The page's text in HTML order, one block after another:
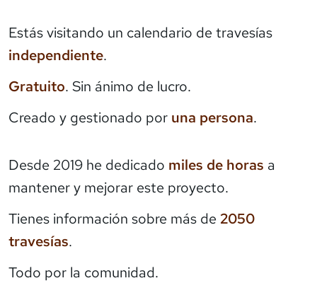
Estás visitando un calendario de travesías
independiente.
Gratuito. Sin ánimo de lucro.
Creado y gestionado por una persona.
Desde 2019 he dedicado miles de horas a
mantener y mejorar este proyecto.
Tienes información sobre más de 2050
travesías.
Todo por la comunidad.